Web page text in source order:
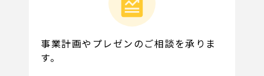
事業計画やプレゼンのご相談を承りま
す。